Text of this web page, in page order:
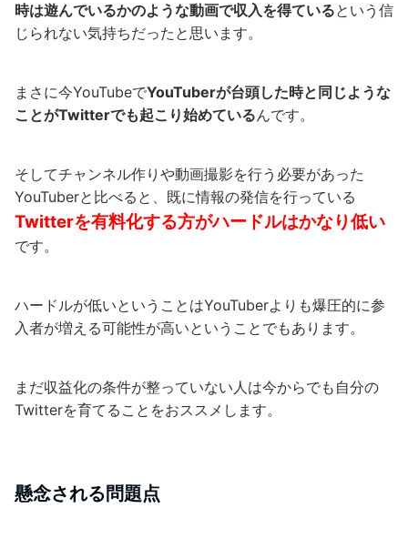
時は遊んでいるかのような動画で収入を得ているという信
じられない気持ちだったと思います。
まさに今YouTubeでYouTuberが台頭した時と同じような
ことがTwitterでも起こり始めているんです。
そしてチャンネル作りや動画撮影を行う必要があった
YouTuberと比べると、既に情報の発信を行っている
Twitterを有料化する方がハードルはかなり低い
です。
ハードルが低いということはYouTuberよりも爆圧的に参
入者が増える可能性が高いということでもあります。
まだ収益化の条件が整っていない人は今からでも自分の
Twitterを育てることをおススメします。
懸念される問題点